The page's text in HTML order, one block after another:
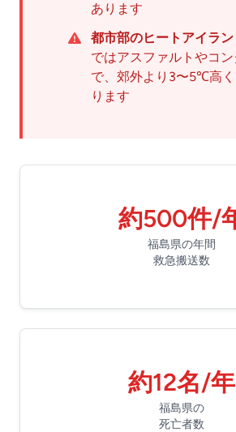
あります
都市部のヒートアイラン
ではアスファルトやコ
で、郊外より3〜5℃高
ります
約500件/
福島県の年間
救急搬送数
約12名/年
福島県の
死亡者数